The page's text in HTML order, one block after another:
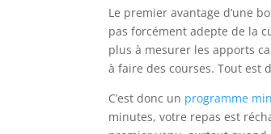
Le premier avantage d’une
pas forcément adepte de la
plus à mesurer les apports
à faire des courses. Tout est
C’est donc un programme
minutes, votre repas est